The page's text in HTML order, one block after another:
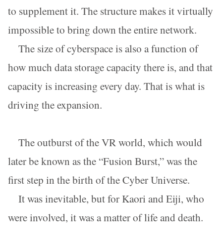
to supplement it. The structure makes it virtually
impossible to bring down the entire network.
The size of cyberspace is also a function of
how much data storage capacity there is, and that
capacity is increasing every day. That is what is
driving the expansion.
The outburst of the VR world, which would
later be known as the “Fusion Burst,” was the
first step in the birth of the Cyber Universe.
It was inevitable, but for Kaori and Eiji, who
were involved, it was a matter of life and death.